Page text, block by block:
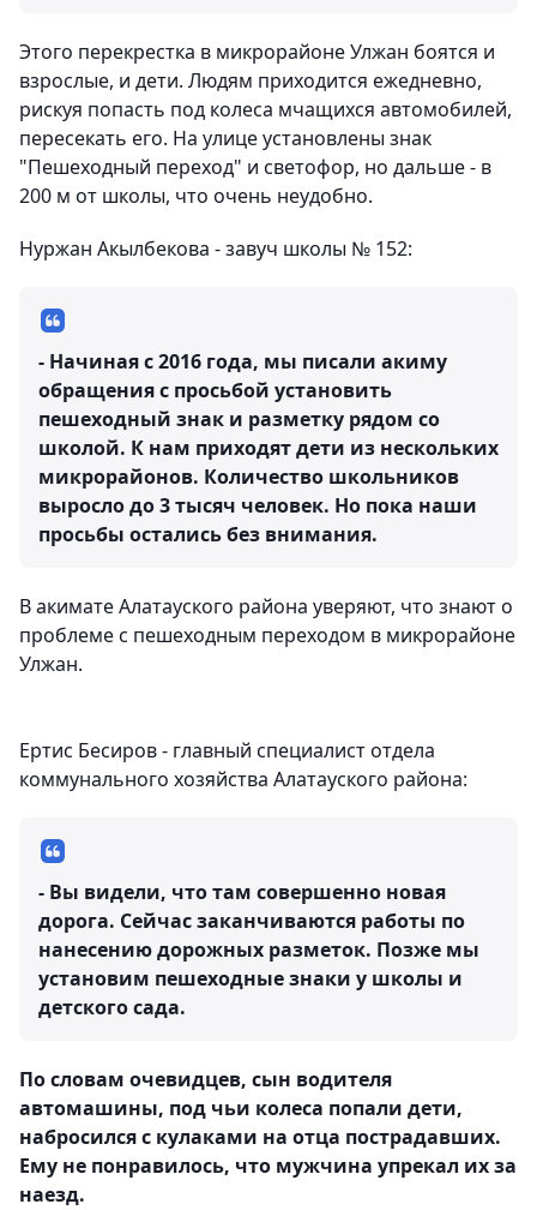
Этого перекрестка в микрорайоне Улжан боятся и
взрослые, и дети. Людям приходится ежедневно,
рискуя попасть под колеса мчащихся автомобилей,
пересекать его. На улице установлены знак
"Пешеходный переход" и светофор, но дальше - в
200 м от школы, что очень неудобно.
Нуржан Акылбекова - завуч школы № 152:
- Начиная с 2016 года, мы писали акиму
обращения с просьбой установить
пешеходный знак и разметку рядом со
школой. К нам приходят дети из нескольких
микрорайонов. Количество школьников
выросло до 3 тысяч человек. Но пока наши
просьбы остались без внимания.
В акимате Алатауского района уверяют, что знают о
проблеме с пешеходным переходом в микрорайоне
Улжан.
Ертис Бесиров - главный специалист отдела
коммунального хозяйства Алатауского района:
- Вы видели, что там совершенно новая
дорога. Сейчас заканчиваются работы по
нанесению дорожных разметок. Позже мы
установим пешеходные знаки у школы и
детского сада.
По словам очевидцев, сын водителя
автомашины, под чьи колеса попали дети,
набросился с кулаками на отца пострадавших.
Ему не понравилось, что мужчина упрекал их за
наезд.